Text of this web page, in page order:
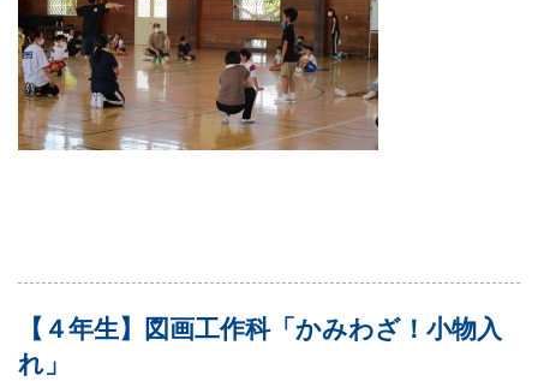
【４年生】図画工作科「かみわざ！小物入
れ」